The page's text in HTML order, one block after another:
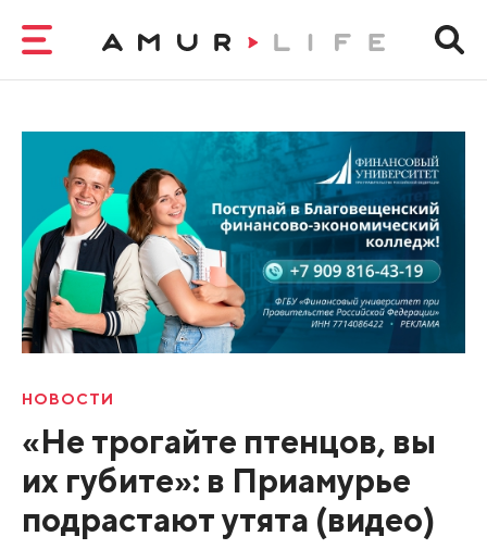
НОВОСТИ
«Не трогайте птенцов, вы
их губите»: в Приамурье
подрастают утята (видео)